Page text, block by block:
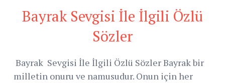
Bayrak Sevgisi İle İlgili Özlü
Sözler
Bayrak Sevgisi İle İlgili Özlü Sözler Bayrak bir
milletin onuru ve namusudur. Onun için her